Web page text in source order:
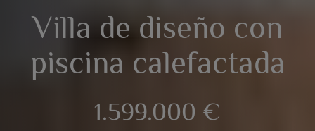
Villa de diseño con
piscina calefactada
1.599.000 €